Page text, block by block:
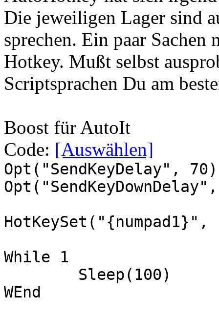
Die jeweiligen Lager sind
sprechen. Ein paar Sachen
Hotkey. Mußt selbst
Scriptsprachen Du am
Boost für AutoIt
Code: [Auswählen]
Opt("SendKeyDelay", 70)
While 1
Sleep(100)
WEnd